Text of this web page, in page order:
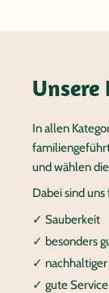
In allen
und wählen
Dabei sind
✓ Sauberkeit
✓ besonders
✓
✓ gute